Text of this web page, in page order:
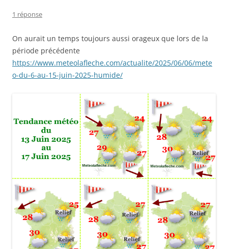
1 réponse
On aurait un temps toujours aussi orageux que lors de la
période précédente
https://www.meteolafleche.com/actualite/2025/06/06/mete
o-du-6-au-15-juin-2025-humide/